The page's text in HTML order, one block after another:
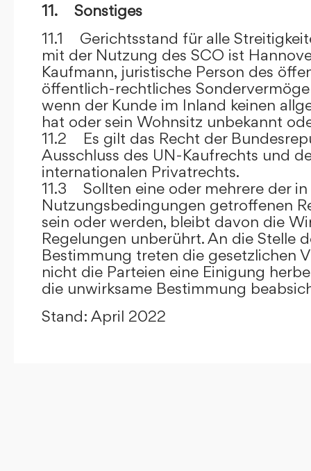
11. Sonstiges
11.1 Gerichtsstand für alle
mit der Nutzung des SCO ist
Kaufmann, juristische Person des
öffentlich-rechtliches
wenn der Kunde im Inland keinen
hat oder sein Wohnsitz unbekannt
11.2 Es gilt das Recht der
Ausschluss des UN-Kaufrechts und
internationalen Privatrechts.
11.3 Sollten eine oder mehrere der in
Nutzungsbedingungen getroffenen
sein oder werden, bleibt davon die
Regelungen unberührt. An die Stelle
Bestimmung treten die gesetzlichen
nicht die Parteien eine Einigung
die unwirksame Bestimmung
Stand: April 2022